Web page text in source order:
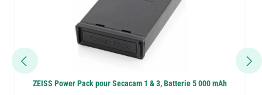
ZEISS Power Pack pour Secacam 1 & 3, Batterie 5 000 mAh